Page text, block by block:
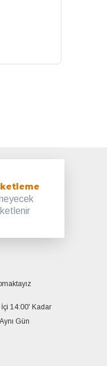
İçi 14:00' Kadar
Gün